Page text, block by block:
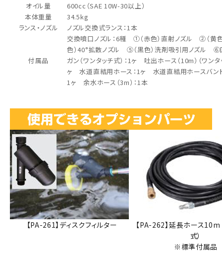
オイル量
600cc（SAE 10W-30以上）
本体重量
34.5kg
ランス・ノズル
ノズル交換式ランス：1本
交換噴口ノズル：6種 ①（赤色）直射ノズル ②（黄
色）40°拡散ノズル ⑤（黒色）洗剤吸引用ノズル ⑥
付属品
ガン（ワンタッチ式）：1ヶ 吐出ホース（10m）（ワ
ヶ 水道直結用ホース：1ヶ 水道直結用ホースバン
1ヶ 余水ホース（3m）：1本
【PA-261】ディスクフィルター
【PA-262】延長ホース10m
式）
※標準付属品